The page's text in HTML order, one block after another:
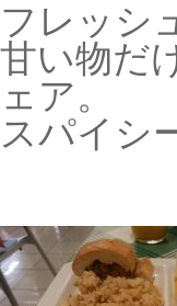
フレッシ
甘い物だ
ェア。
スパイシ